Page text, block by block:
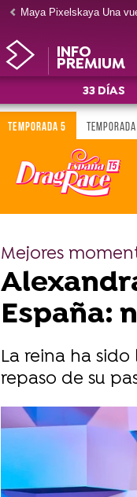
Maya Pixelskaya Una
INFO
PREMIUM
33 DÍAS
TEMPORADA 5
Mejores
España:
La reina ha
repaso de su